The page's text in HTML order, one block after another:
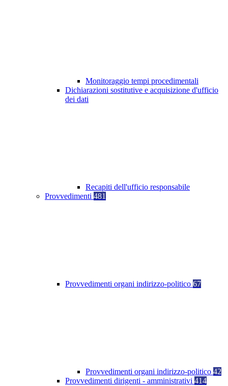
Monitoraggio tempi procedimentali
Dichiarazioni sostitutive e acquisizione d'ufficio
dei dati
Recapiti dell'ufficio responsabile
Provvedimenti 481
Provvedimenti organi indirizzo-politico 67
Provvedimenti organi indirizzo-politico 42
Provvedimenti dirigenti - amministrativi 414